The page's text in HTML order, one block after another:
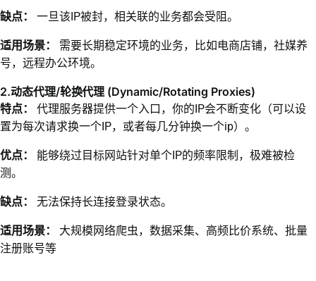
缺点： 一旦该IP被封，相关联的业务都会受阻。
适用场景：
需要长期稳定环境的业务，比如电商店铺，社媒养
号，远程办公环境。
2.动态代理/轮换代理 (Dynamic/Rotating Proxies)
特点：
代理服务器提供一个入口，你的IP会不断变化（可以设
置为每次请求换一个IP，或者每几分钟换一个ip）。
优点：
能够绕过目标网站针对单个IP的频率限制，极难被检
测。
缺点： 无法保持长连接登录状态。
适用场景：
大规模网络爬虫，数据采集、高频比价系统、批量
注册账号等